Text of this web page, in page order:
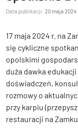
Data publikacji: 20 maja 2024
17 maja 2024 r. na
się cykliczne
opolskimi
duża dawka
doświadczeń,
rozmowy o
przy karpiu
restauracji na